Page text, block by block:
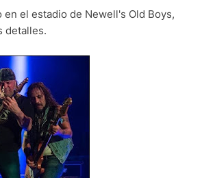
el estadio de Newell's Old Boys,
detalles.